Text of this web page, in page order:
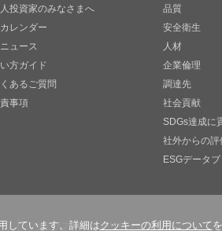
しています。詳細はクッキーの利用について
投資家のみなさまへ
レンダー
ュース
方ガイド
あるご質問
事項
品質
安全衛生
人材
企業倫理
調達先
社会貢献
SDGs達成に
社外からの評
ESGデータ
ウェブアクセシビリティについて